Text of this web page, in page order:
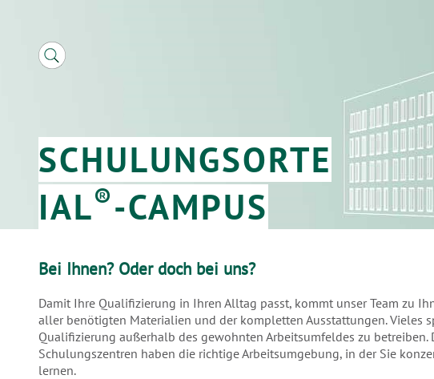
SCHULUNGSORTE
IAL®-CAMPUS
Bei Ihnen? Oder doch bei uns?
Damit Ihre Qualifizierung in Ihren Alltag passt, kommt unser Team zu
aller benötigten Materialien und der kompletten Ausstattungen. Vieles
Qualifizierung außerhalb des gewohnten Arbeitsumfeldes zu betreiben.
Schulungszentren haben die richtige Arbeitsumgebung, in der Sie
lernen.